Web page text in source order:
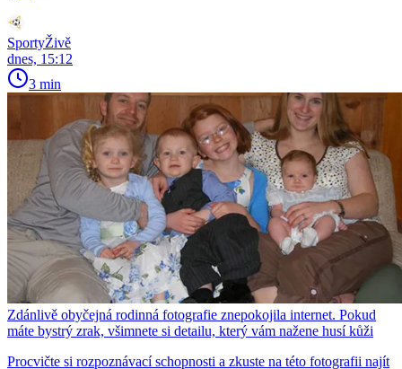
SportyŽivě
dnes, 15:12
3 min
Zdánlivě obyčejná rodinná fotografie znepokojila internet. Pokud
máte bystrý zrak, všimnete si detailu, který vám nažene husí kůži
Procvičte si rozpoznávací schopnosti a zkuste na této fotografii najít